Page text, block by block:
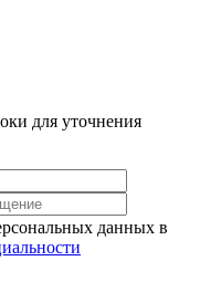
для уточнения
данных в